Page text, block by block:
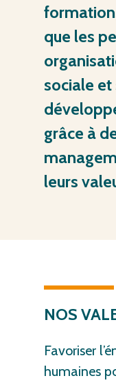
que les
sociale et
grâce à
leurs
NOS
Favoriser
humaines